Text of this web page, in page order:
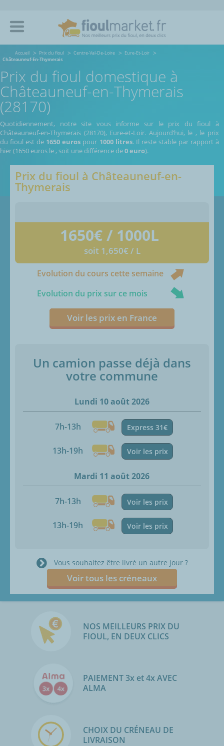
Accueil Prix du fioul Centre-Val-De-Loire
Eure-Et-Loir
Châteauneuf-En-Thymerais
Prix du fioul domestique à
Châteauneuf-en-Thymerais
(28170)
Quotidiennement, notre site vous informe sur le prix du fioul à
Châteauneuf-en-Thymerais (28170), Eure-et-Loir. Aujourd’hui, le , le prix
du fioul est de 1650 euros pour 1000 litres. Il reste stable par rapport à
hier (1650 euros le , soit une différence de0 euro).
Prix du fioul à Châteauneuf-en-
Thymerais
1650€ / 1000L
soit 1,650€ / L
Evolution du cours cette semaine
Evolution du prix sur ce mois
Voir les prix en France
Un camion passe déjà dans
votre commune
Lundi 10 août 2026
7h-13h Express 31€
13h-19h Voir les prix
Mardi 11 août 2026
7h-13h Voir les prix
13h-19h Voir les prix
Vous souhaitez être livré un autre jour ?
Voir tous les créneaux
NOS MEILLEURS PRIX DU
FIOUL, EN DEUX CLICS
PAIEMENT 3x et 4x AVEC
ALMA
CHOIX DU CRÉNEAU DE
LIVRAISON